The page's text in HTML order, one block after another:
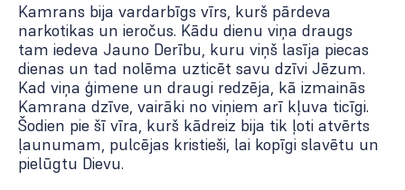
Kamrans bija vardarbīgs vīrs, kurš pārdeva
narkotikas un ieročus. Kādu dienu viņa draugs
tam iedeva Jauno Derību, kuru viņš lasīja piecas
dienas un tad nolēma uzticēt savu dzīvi Jēzum.
Kad viņa ģimene un draugi redzēja, kā izmainās
Kamrana dzīve, vairāki no viņiem arī kļuva ticīgi.
Šodien pie šī vīra, kurš kādreiz bija tik ļoti atvērts
ļaunumam, pulcējas kristieši, lai kopīgi slavētu un
pielūgtu Dievu.